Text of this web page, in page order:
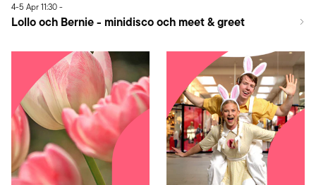
4-5 Apr11:30-
Lollo och Bernie - minidisco och meet & greet